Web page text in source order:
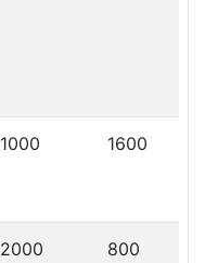
1000 1600
2000 800